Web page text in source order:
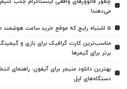
می‌دهند!
5 اشتباه رایج که موقع خرید ساعت هوشمند طرح اپل واچ نباید انجام بدید!
برتر برای گیمرها
بهترین دانلود منیجر برای آیفون: راهنمای
دستگاه‌های اپل